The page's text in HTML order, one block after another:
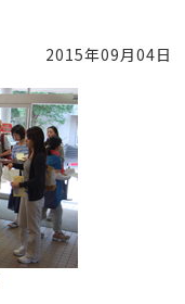
2015年09月04日